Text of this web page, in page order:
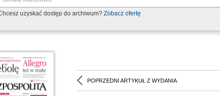
uzyskać dostęp do archiwum? Zobacz ofertę
POPRZEDNI ARTYKUŁ Z WYDANIA